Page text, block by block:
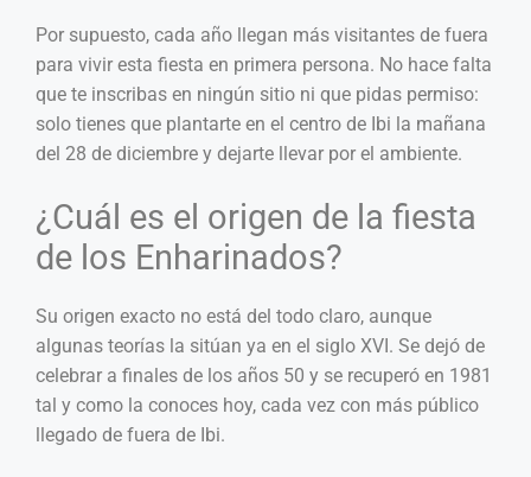
Por supuesto, cada año llegan más visitantes de fuera
para vivir esta fiesta en primera persona. No hace falta
que te inscribas en ningún sitio ni que pidas permiso:
solo tienes que plantarte en el centro de Ibi la mañana
del 28 de diciembre y dejarte llevar por el ambiente.
¿Cuál es el origen de la fiesta
de los Enharinados?
Su origen exacto no está del todo claro, aunque
algunas teorías la sitúan ya en el siglo XVI. Se dejó de
celebrar a finales de los años 50 y se recuperó en 1981
tal y como la conoces hoy, cada vez con más público
llegado de fuera de Ibi.